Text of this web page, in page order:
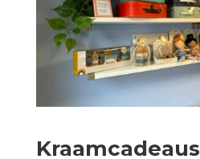
Kraamcadeaus